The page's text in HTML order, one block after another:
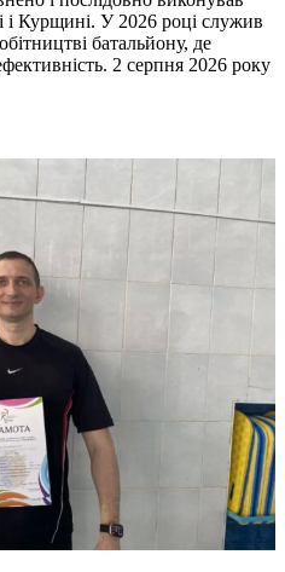
і Курщині. У 2026 році служив
батальйону, де
2 серпня 2026 року